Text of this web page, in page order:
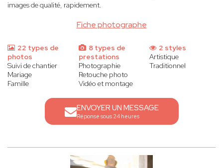
Fiche photographe
images de qualité, rapidement.
22 types de
photos
Suivi de chantier
Mariage
Famille
8 types de
prestations
Photographie
Retouche photo
Vidéo et montage
2 styles
Artistique
Traditionnel
ENVOYER UN MESSAGE
Réponse sous 24 heures